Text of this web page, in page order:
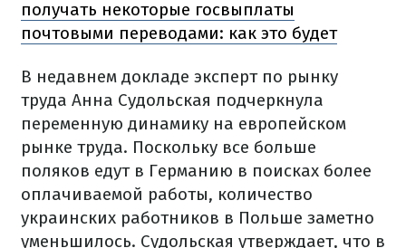
получать некоторые госвыплаты
почтовыми переводами: как это будет
В недавнем докладе эксперт по рынку
труда Анна Судольская подчеркнула
переменную динамику на европейском
рынке труда. Поскольку все больше
поляков едут в Германию в поисках более
оплачиваемой работы, количество
украинских работников в Польше заметно
уменьшилось. Судольская утверждает, что в